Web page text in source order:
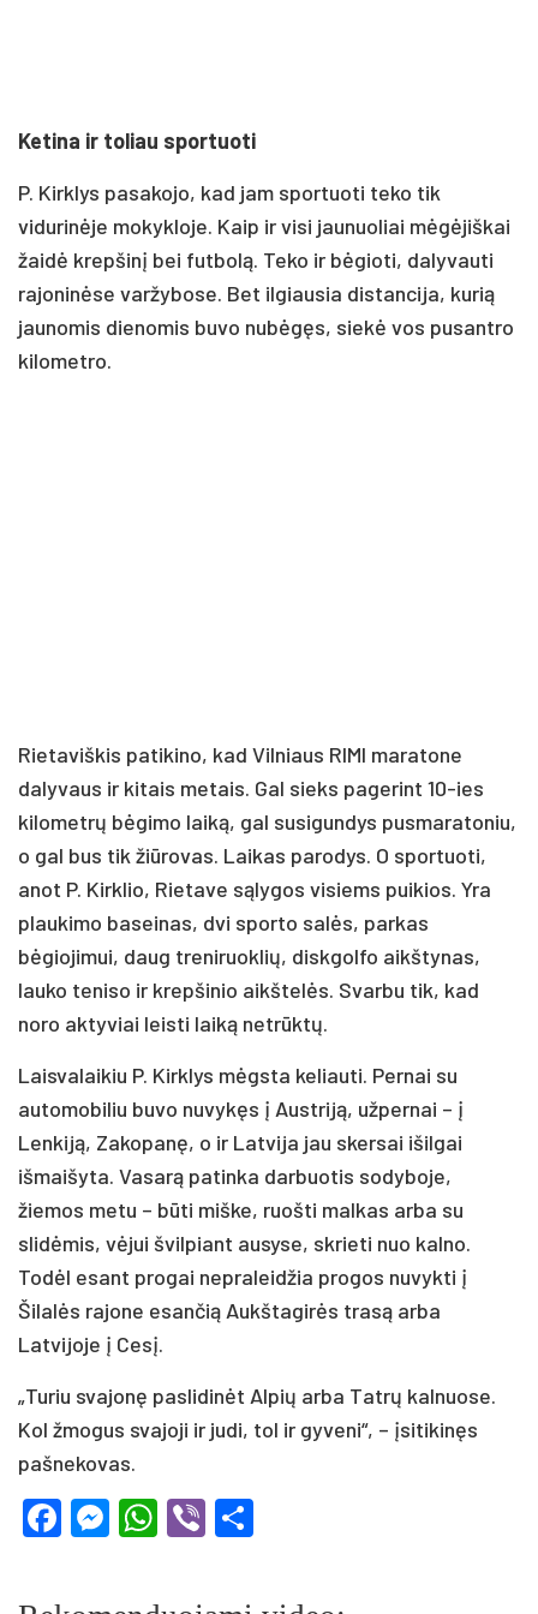
Ketina ir toliau sportuoti
P. Kirklys pasakojo, kad jam sportuoti teko tik
vidurinėje mokykloje. Kaip ir visi jaunuoliai mėgėjiškai
žaidė krepšinį bei futbolą. Teko ir bėgioti, dalyvauti
rajoninėse varžybose. Bet ilgiausia distancija, kurią
jaunomis dienomis buvo nubėgęs, siekė vos pusantro
kilometro.
Rietaviškis patikino, kad Vilniaus RIMI maratone
dalyvaus ir kitais metais. Gal sieks pagerint 10-ies
kilometrų bėgimo laiką, gal susigundys pusmaratoniu,
o gal bus tik žiūrovas. Laikas parodys. O sportuoti,
anot P. Kirklio, Rietave sąlygos visiems puikios. Yra
plaukimo baseinas, dvi sporto salės, parkas
bėgiojimui, daug treniruoklių, diskgolfo aikštynas,
lauko teniso ir krepšinio aikštelės. Svarbu tik, kad
noro aktyviai leisti laiką netrūktų.
Laisvalaikiu P. Kirklys mėgsta keliauti. Pernai su
automobiliu buvo nuvykęs į Austriją, užpernai – į
Lenkiją, Zakopanę, o ir Latvija jau skersai išilgai
išmaišyta. Vasarą patinka darbuotis sodyboje,
žiemos metu – būti miške, ruošti malkas arba su
slidėmis, vėjui švilpiant ausyse, skrieti nuo kalno.
Todėl esant progai nepraleidžia progos nuvykti į
Šilalės rajone esančią Aukštagirės trasą arba
Latvijoje į Cesį.
„Turiu svajonę paslidinėt Alpių arba Tatrų kalnuose.
Kol žmogus svajoji ir judi, tol ir gyveni“, – įsitikinęs
pašnekovas.
Facebook
Messenger
WhatsApp
Viber